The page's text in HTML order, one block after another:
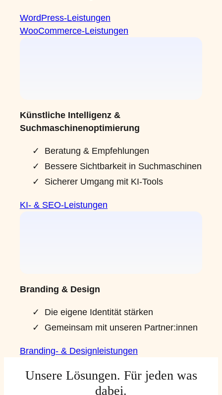
WordPress-Leistungen
WooCommerce-Leistungen
Künstliche Intelligenz &
Suchmaschinenoptimierung
Beratung & Empfehlungen
Bessere Sichtbarkeit in Suchmaschinen
Sicherer Umgang mit KI-Tools
KI- & SEO-Leistungen
Branding & Design
Die eigene Identität stärken
Gemeinsam mit unseren Partner:innen
Branding- & Designleistungen
Unsere Lösungen. Für jeden was
dabei.